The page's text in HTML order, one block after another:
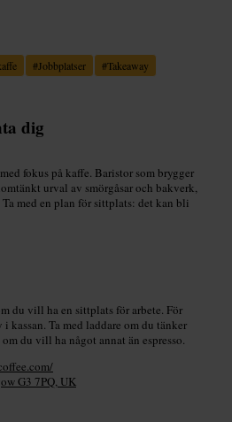
#Jobbplatser #Takeaway
dig
fokus på kaffe. Baristor som brygger
urval av smörgåsar och bakverk,
med en plan för sittplats: det kan bli
du vill ha en sittplats för arbete. För
kassan. Ta med laddare om du tänker
du vill ha något annat än espresso.
G3 7PQ, UK